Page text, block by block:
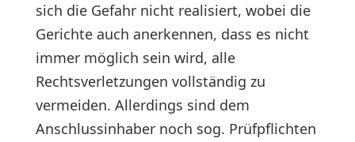
sich die Gefahr nicht realisiert, wobei die
Gerichte auch anerkennen, dass es nicht
immer möglich sein wird, alle
Rechtsverletzungen vollständig zu
vermeiden. Allerdings sind dem
Anschlussinhaber noch sog. Prüfpflichten